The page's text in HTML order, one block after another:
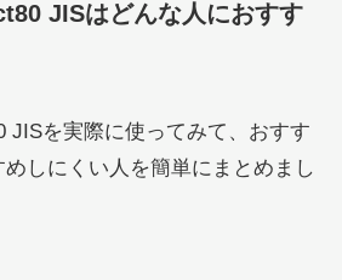
JISはどんな人におすす
JISを実際に使ってみて、おすす
しにくい人を簡単にまとめまし